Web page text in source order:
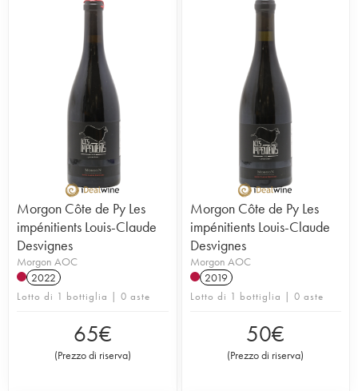
Morgon Côte de Py Les
impénitients Louis-Claude
Desvignes
Morgon AOC
2022
Lotto di 1 bottiglia | 0 aste
65€
(Prezzo di riserva)
Morgon Côte de Py Les
impénitients Louis-Claude
Desvignes
Morgon AOC
2019
Lotto di 1 bottiglia | 0 aste
50€
(Prezzo di riserva)